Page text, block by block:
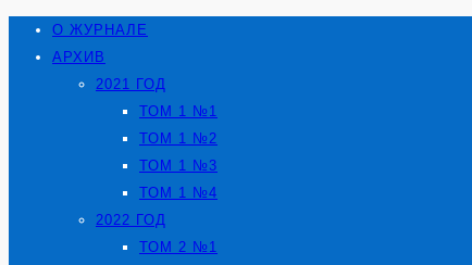
О ЖУРНАЛЕ
АРХИВ
2021 ГОД
ТОМ 1 №1
ТОМ 1 №2
ТОМ 1 №3
ТОМ 1 №4
2022 ГОД
ТОМ 2 №1